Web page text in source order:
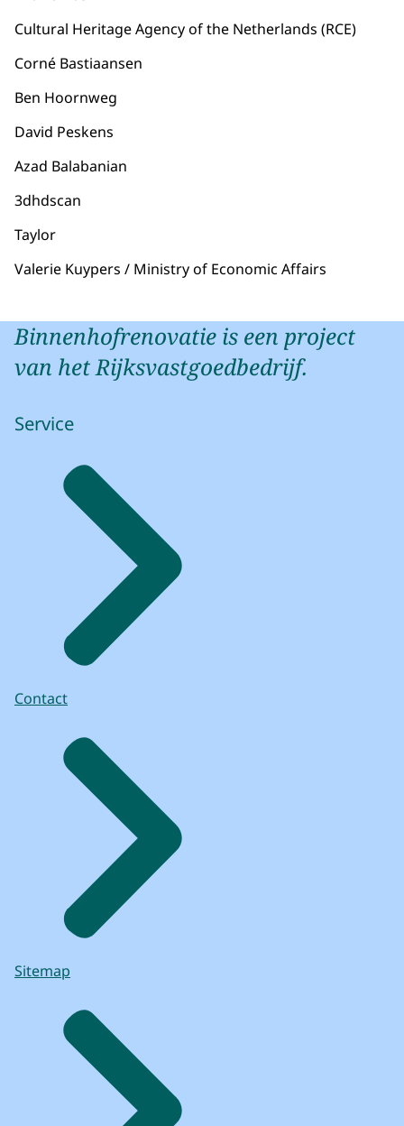
Cultural Heritage Agency of the Netherlands (RCE)
Corné Bastiaansen
Ben Hoornweg
David Peskens
Azad Balabanian
3dhdscan
Taylor
Valerie Kuypers / Ministry of Economic Affairs
Binnenhofrenovatie is een project
van het Rijksvastgoedbedrijf.
Service
Contact
Sitemap